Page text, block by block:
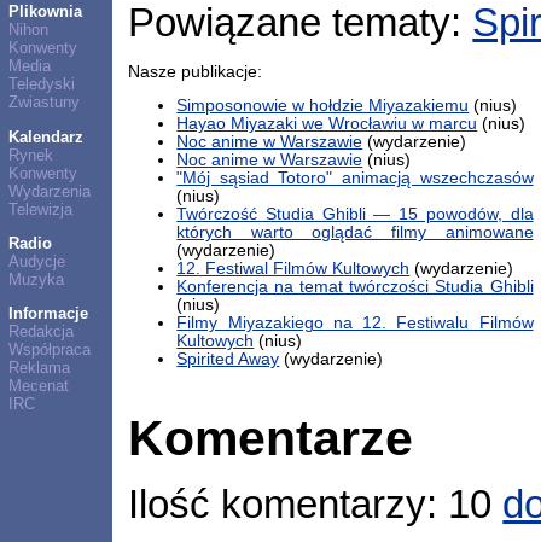
Plikownia
Nihon
Konwenty
Media
Teledyski
Zwiastuny
Kalendarz
Rynek
Konwenty
Wydarzenia
Telewizja
Radio
Audycje
Muzyka
Informacje
Redakcja
Współpraca
Reklama
Mecenat
IRC
Powiązane tematy:
Nasze publikacje:
Simposonowie w hołdzie Miyazakiemu (nius)
Hayao Miyazaki we Wrocławiu w marcu (nius)
Noc anime w Warszawie (wydarzenie)
Noc anime w Warszawie (nius)
"Mój sąsiad Totoro" animacją wszechczasów
(nius)
Twórczość Studia Ghibli — 15 powodów, dla
których warto oglądać filmy animowane
(wydarzenie)
12. Festiwal Filmów Kultowych (wydarzenie)
Konferencja na temat twórczości Studia Ghibli
(nius)
Filmy Miyazakiego na 12. Festiwalu Filmów
Kultowych (nius)
Spirited Away (wydarzenie)
Komentarze
Ilość komentarzy: 10